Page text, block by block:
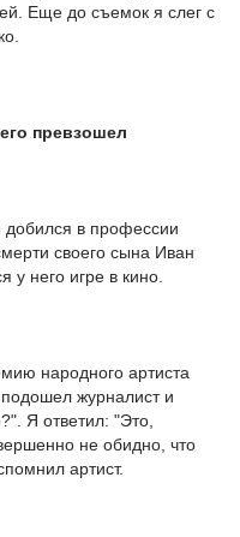
Еще до съемок я слег с
превзошел
добился в профессии
своего сына Иван
у него игре в кино.
народного артиста
журналист и
Я ответил: "Это,
не обидно, что
артист.